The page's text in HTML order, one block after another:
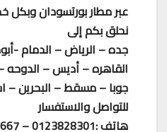
عبر مطار بورتسودان وبكل
نحلق بكم إلى
جده – الرياض – الدمام -
القاهره – أديس – الدوحه
جوبا – مسقط – البحرين –
للتواصل والاستفسار
هاتف :0123828301 – 0912313667